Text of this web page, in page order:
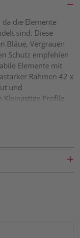
die Elemente
sind. Diese
Bläue, Vergrauen
Schutz empfehlen
Elemente mit
Rahmen 42 x
und
Kleinastige Profile
aus